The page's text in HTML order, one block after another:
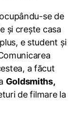
se de
și crește casa
e student și
a făcut
Goldsmiths,
de filmare la